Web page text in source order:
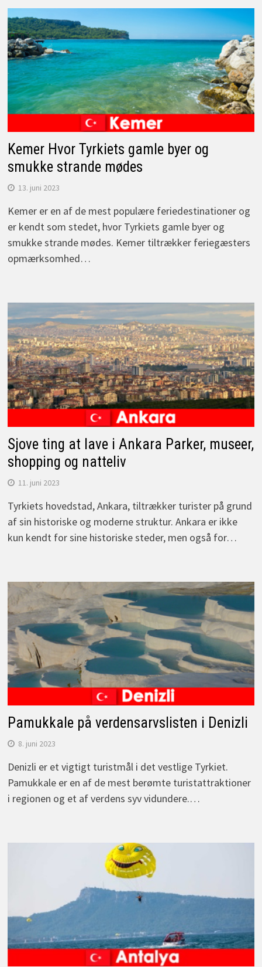
Kemer Hvor Tyrkiets gamle byer og
smukke strande mødes
13. juni 2023
Kemer er en af de mest populære feriedestinationer og
er kendt som stedet, hvor Tyrkiets gamle byer og
smukke strande mødes. Kemer tiltrækker feriegæsters
opmærksomhed…
Sjove ting at lave i Ankara Parker, museer,
shopping og natteliv
11. juni 2023
Tyrkiets hovedstad, Ankara, tiltrækker turister på grund
af sin historiske og moderne struktur. Ankara er ikke
kun kendt for sine historiske steder, men også for…
Pamukkale på verdensarvslisten i Denizli
8. juni 2023
Denizli er et vigtigt turistmål i det vestlige Tyrkiet.
Pamukkale er en af de mest berømte turistattraktioner
i regionen og et af verdens syv vidundere.…